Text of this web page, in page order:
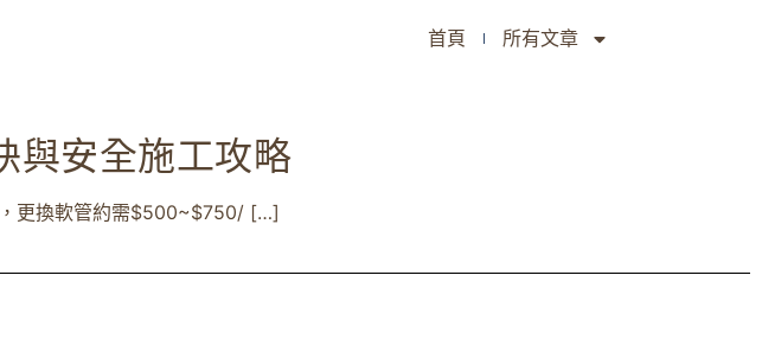
首頁 所有文章
與安全施工攻略
，更換軟管約需$500~$750/ […]